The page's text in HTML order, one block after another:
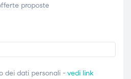
proposte
dei dati personali - vedi link